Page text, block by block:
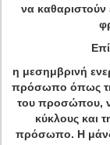
να καθαριστούν
η μεσημβρινή
πρόσωπο όπως
του προσώπου,
κύκλους και
πρόσωπο. Η